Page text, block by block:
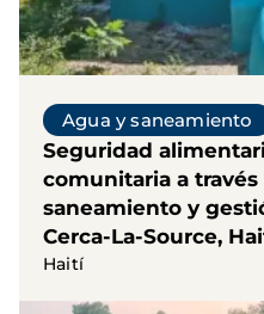
Agua y saneamiento
Seguridad
comunitaria a través
saneamiento y
Cerca-La-Source,
Haití